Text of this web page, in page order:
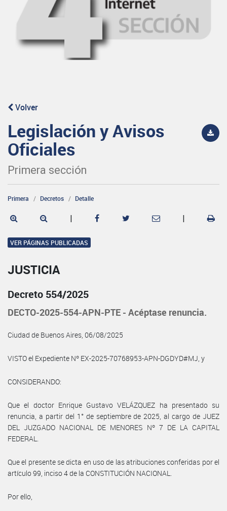
Volver
Legislación y Avisos
Oficiales
Primera sección
Primera Decretos Detalle
| |
VER PÁGINAS PUBLICADAS
JUSTICIA
Decreto 554/2025
DECTO-2025-554-APN-PTE - Acéptase renuncia.
Ciudad de Buenos Aires, 06/08/2025
VISTO el Expediente Nº EX-2025-70768953-APN-DGDYD#MJ, y
CONSIDERANDO:
Que el doctor Enrique Gustavo VELÁZQUEZ ha presentado su
renuncia, a partir del 1° de septiembre de 2025, al cargo de JUEZ
DEL JUZGADO NACIONAL DE MENORES Nº 7 DE LA CAPITAL
FEDERAL.
Que el presente se dicta en uso de las atribuciones conferidas por el
artículo 99, inciso 4 de la CONSTITUCIÓN NACIONAL.
Por ello,